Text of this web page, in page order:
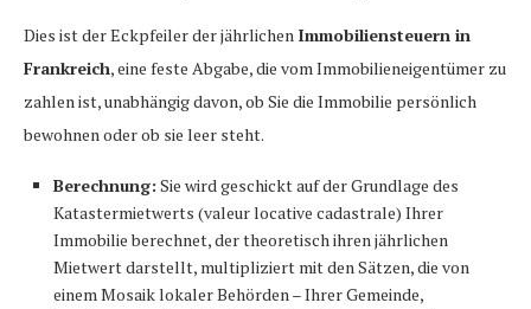
Dies ist der Eckpfeiler der jährlichen Immobiliensteuern in
Frankreich, eine feste Abgabe, die vom Immobilieneigentümer zu
zahlen ist, unabhängig davon, ob Sie die Immobilie persönlich
bewohnen oder ob sie leer steht.
Berechnung: Sie wird geschickt auf der Grundlage des
Katastermietwerts (valeur locative cadastrale) Ihrer
Immobilie berechnet, der theoretisch ihren jährlichen
Mietwert darstellt, multipliziert mit den Sätzen, die von
einem Mosaik lokaler Behörden – Ihrer Gemeinde,